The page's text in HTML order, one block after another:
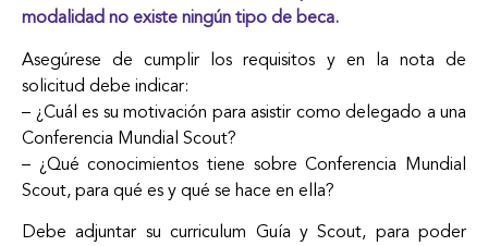
modalidad no existe ningún tipo de beca.
Asegúrese de cumplir los requisitos y en la nota de
solicitud debe indicar:
– ¿Cuál es su motivación para asistir como delegado a una
Conferencia Mundial Scout?
– ¿Qué conocimientos tiene sobre Conferencia Mundial
Scout, para qué es y qué se hace en ella?
Debe adjuntar su curriculum Guía y Scout, para poder